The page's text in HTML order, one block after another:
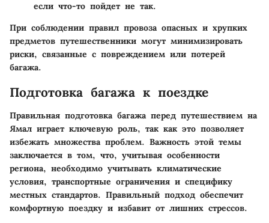
если что-то пойдет не так.
При соблюдении правил провоза опасных и хрупких
предметов путешественники могут минимизировать
риски, связанные с повреждением или потерей
багажа.
Подготовка багажа к поездке
Правильная подготовка багажа перед путешествием на
Ямал играет ключевую роль, так как это позволяет
избежать множества проблем. Важность этой темы
заключается в том, что, учитывая особенности
региона, необходимо учитывать климатические
условия, транспортные ограничения и специфику
местных стандартов. Правильный подход обеспечит
комфортную поездку и избавит от лишних стрессов.